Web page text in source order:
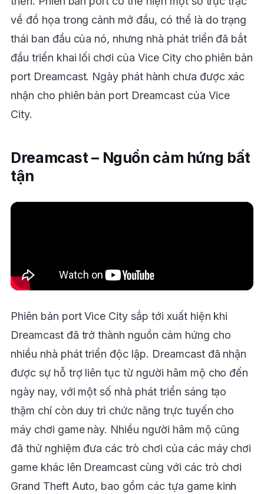
về đồ họa trong cảnh mở đầu, có thể là do trạng
thái ban đầu của nó, nhưng nhà phát triển đã bắt
đầu triển khai lối chơi của Vice City cho phiên bản
port Dreamcast. Ngày phát hành chưa được xác
nhận cho phiên bản port Dreamcast của Vice
City.
Dreamcast – Nguồn cảm hứng bất
tận
Phiên bản port Vice City sắp tới xuất hiện khi
Dreamcast đã trở thành nguồn cảm hứng cho
nhiều nhà phát triển độc lập. Dreamcast đã nhận
được sự hỗ trợ liên tục từ người hâm mộ cho đến
ngày nay, với một số nhà phát triển sáng tạo
thậm chí còn duy trì chức năng trực tuyến cho
máy chơi game này. Nhiều người hâm mộ cũng
đã thử nghiệm đưa các trò chơi của các máy chơi
game khác lên Dreamcast cùng với các trò chơi
Grand Theft Auto, bao gồm các tựa game kinh